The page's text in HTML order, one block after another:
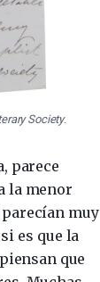
Society.
parece
la menor
muy
es que la
que